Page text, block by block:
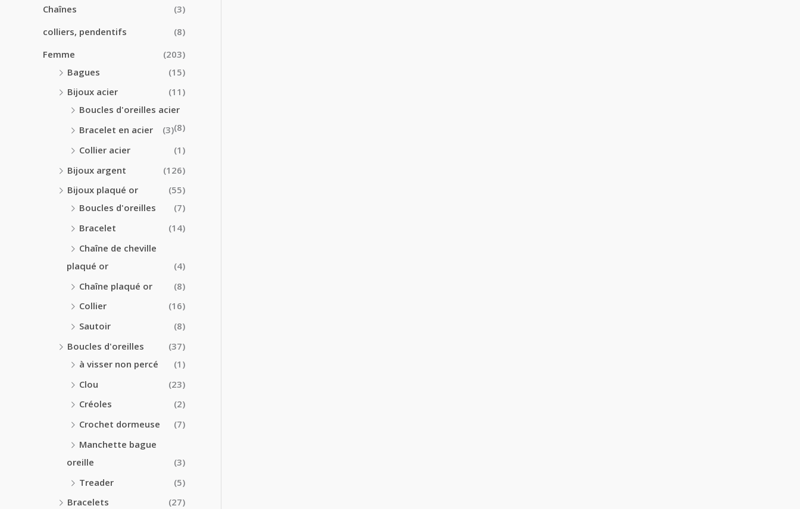
Chaînes
(3)
colliers, pendentifs
(8)
Femme
(203)
Bagues
(15)
Bijoux acier
(11)
Boucles d'oreilles acier
(8)
Bracelet en acier
(3)
Collier acier
(1)
Bijoux argent
(126)
Bijoux plaqué or
(55)
Boucles d'oreilles
(7)
Bracelet
(14)
Chaîne de cheville
plaqué or
(4)
Chaîne plaqué or
(8)
Collier
(16)
Sautoir
(8)
Boucles d'oreilles
(37)
à visser non percé
(1)
Clou
(23)
Créoles
(2)
Crochet dormeuse
(7)
Manchette bague
oreille
(3)
Treader
(5)
Bracelets
(27)